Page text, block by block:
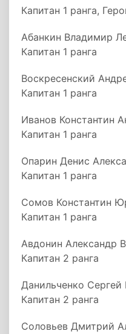
Капитан 1 ранга,
Абанкин Владимир
Капитан 1 ранга
Воскресенский
Капитан 1 ранга
Иванов Константин
Капитан 1 ранга
Опарин Денис
Капитан 1 ранга
Сомов Константин
Капитан 1 ранга
Авдонин Александр
Капитан 2 ранга
Данильченко Сергей
Капитан 2 ранга
Соловьев Дмитрий